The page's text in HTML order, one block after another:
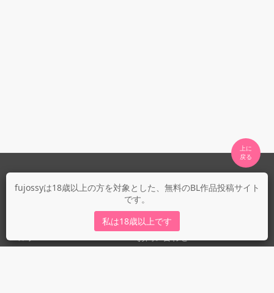
fujossyは18歳以上の方を対象とした、無料のBL作品投稿サイト
です。
私は18歳以上です
上に
fujossyについて
fujossy運営ブログ